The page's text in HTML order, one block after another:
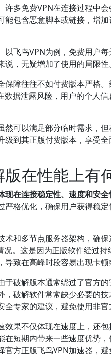
许多免费VPN在连接过程中
能包含恶意脚本或链接，增
以飞鸟VPN为例，免费用户
，无疑增加了使用的局限
保障往往不如付费版本严格
据泄露风险，用户的个人
然可以满足部分临时需求，
级到其正版付费版本，享受
在性能上有
在连接稳定性、速度和安全
严格优化，确保用户获得稳
术和多节点服务器架构，确
。这是因为正版软件经过
致在高峰时段容易出现卡顿
于破解版本通常绕过了官方
破解软件常常缺少必要的
专家的建议，避免使用非
效果不仅体现在速度上，还
在短期内带来一些速度优势
方正版飞鸟VPN加速器，